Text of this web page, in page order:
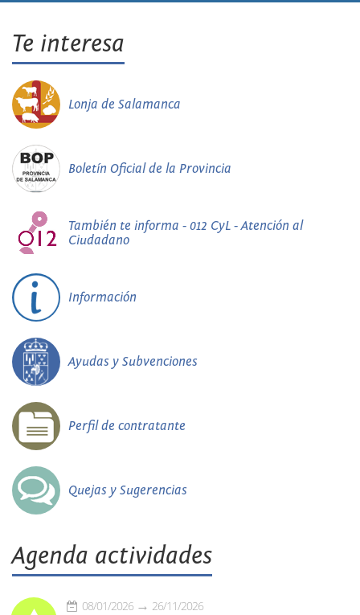
Te interesa
Lonja de Salamanca
Boletín Oficial de la Provincia
También te informa - 012 CyL - Atención al
Ciudadano
Información
Ayudas y Subvenciones
Perfil de contratante
Quejas y Sugerencias
Agenda actividades
08/01/2026 26/11/2026